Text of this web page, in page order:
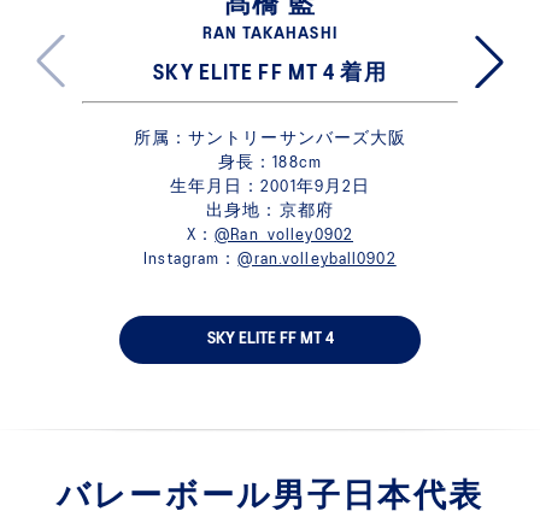
髙橋 藍
RAN TAKAHASHI
SKY ELITE FF MT 4 着用
所属：サントリーサンバーズ大阪​
身長：188cm
生年月日：2001年9月2日
出身地：京都府
X：@Ran_volley0902
Instagram：@ran.volleyball0902
SKY ELITE FF MT 4
バレーボール男子日本代表